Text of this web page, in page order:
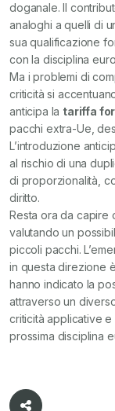
doganale. Il
analoghi a quelli di
sua qualificazione
con la disciplina
Ma i problemi di
criticità si
anticipa la tariffa
pacchi extra-Ue,
L’introduzione
al rischio di una
di proporzionalità,
diritto.
Resta ora da capire
valutando un
piccoli pacchi.
in questa direzione
hanno indicato la
attraverso un
criticità applicative
prossima disciplina